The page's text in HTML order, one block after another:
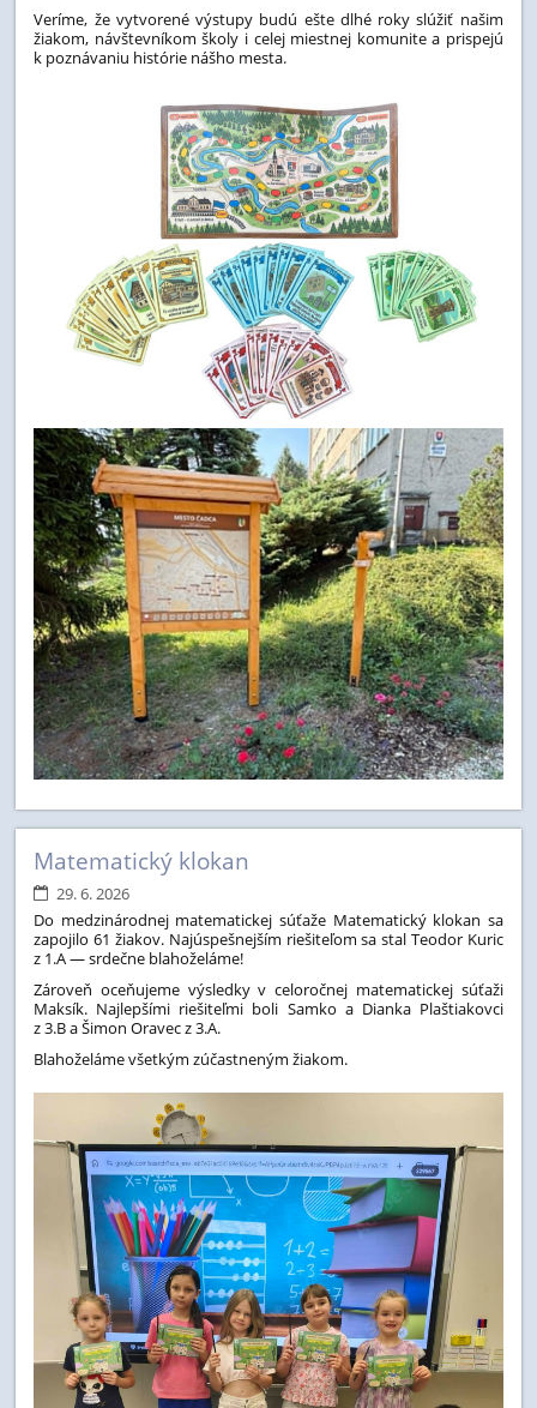
Veríme, že vytvorené výstupy budú ešte dlhé roky slúžiť našim
žiakom, návštevníkom školy i celej miestnej komunite a prispejú
k poznávaniu histórie nášho mesta.
Matematický klokan
29. 6. 2026
Do medzinárodnej matematickej súťaže Matematický klokan sa
zapojilo 61 žiakov. Najúspešnejším riešiteľom sa stal Teodor Kuric
z 1.A — srdečne blahoželáme!
Zároveň oceňujeme výsledky v celoročnej matematickej súťaži
Maksík. Najlepšími riešiteľmi boli Samko a Dianka Plaštiakovci
z 3.B a Šimon Oravec z 3.A.
Blahoželáme všetkým zúčastneným žiakom.